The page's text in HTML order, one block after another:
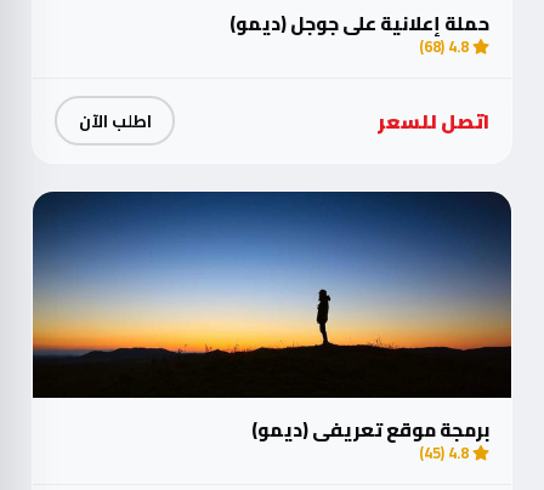
حملة إعلانية على جوجل (ديمو)
4.8 (68)
اتصل للسعر اطلب الآن
برمجة موقع تعريفي (ديمو)
4.8 (45)